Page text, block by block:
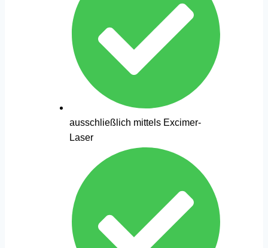
ausschließlich mittels Excimer-
Laser